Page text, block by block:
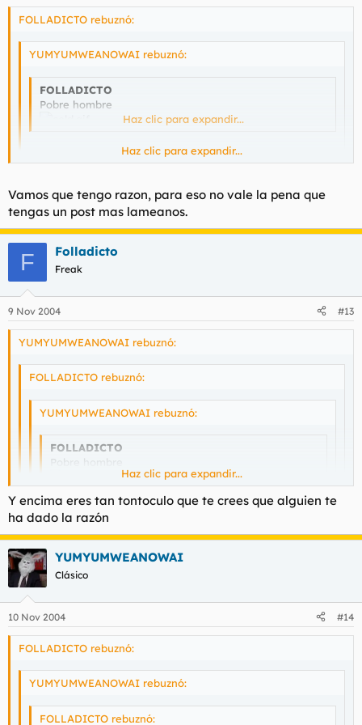
FOLLADICTO rebuznó:
YUMYUMWEANOWAI rebuznó:
FOLLADICTO
Pobre hombre
Haz clic para expandir...
Facil, si no te interesara no lo hubieras leido y mucho
menos hubieras posteado en consecuencia, anormal.
Huy mira que de listillo nos ha salido el hijo de puta este
Haz clic para expandir...
Vamos que tengo razon, para eso no vale la pena que
tengas un post mas lameanos.
F Folladicto
Freak
9 Nov 2004 #13
YUMYUMWEANOWAI rebuznó:
FOLLADICTO rebuznó:
YUMYUMWEANOWAI rebuznó:
FOLLADICTO
Pobre hombre
Haz clic para expandir...
Facil, si no te interesara no lo hubieras leido y mucho
menos hubieras posteado en consecuencia, anormal.
Haz clic para expandir...
Huy mira que de listillo nos ha salido el hijo de puta este
Haz clic para expandir...
Vamos que tengo razon, para eso no vale la pena que tengas
un post mas lameanos.
Haz clic para expandir...
Y encima eres tan tontoculo que te crees que alguien te
ha dado la razón
YUMYUMWEANOWAI
Clásico
10 Nov 2004 #14
FOLLADICTO rebuznó:
YUMYUMWEANOWAI rebuznó:
FOLLADICTO rebuznó: